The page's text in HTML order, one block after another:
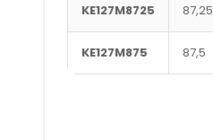
KE127M8725 87,25
KE127M875 87,5